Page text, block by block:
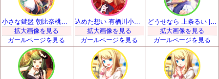
拡大画像を見る
ガールページを見る
込めた想い 有栖川小枝子 | SSR
拡大画像を見る
ガールページを見る
どうせなら 上条るい | SSR
拡大画像を見る
ガールページを見る